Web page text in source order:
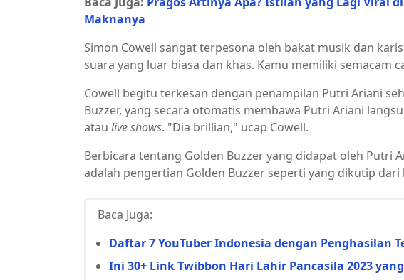
Maknanya
Simon Cowell sangat terpesona oleh bakat musik dan
suara yang luar biasa dan khas. Kamu memiliki semacam
Cowell begitu terkesan dengan penampilan Putri Ariani
Buzzer, yang secara otomatis membawa Putri Ariani
atau live shows. "Dia brillian," ucap Cowell.
Berbicara tentang Golden Buzzer yang didapat oleh Putri
adalah pengertian Golden Buzzer seperti yang dikutip dari
Baca Juga:
Daftar 7 YouTuber Indonesia dengan Penghasilan
Ini 30+ Link Twibbon Hari Lahir Pancasila 2023